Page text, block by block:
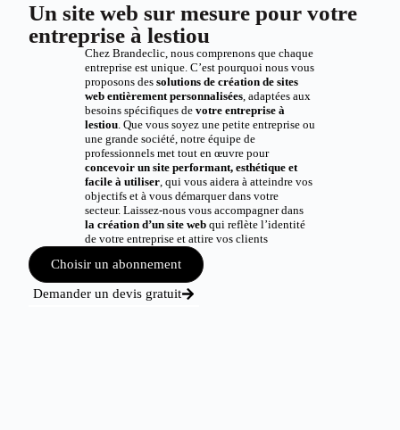
Un site web sur mesure pour votre
entreprise à lestiou
Chez Brandeclic, nous comprenons que chaque
entreprise est unique. C’est pourquoi nous vous
proposons des solutions de création de sites
web entièrement personnalisées, adaptées aux
besoins spécifiques de votre entreprise à
lestiou. Que vous soyez une petite entreprise ou
une grande société, notre équipe de
professionnels met tout en œuvre pour
concevoir un site performant, esthétique et
facile à utiliser, qui vous aidera à atteindre vos
objectifs et à vous démarquer dans votre
secteur. Laissez-nous vous accompagner dans
la création d’un site webqui reflète l’identité
de votre entreprise et attire vos clients
Choisir un abonnement
Demander un devis gratuit